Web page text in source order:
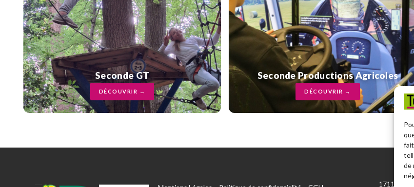
de
Seconde GT
DÉCOUVRIR →
Seconde Productions Agricoles
DÉCOUVRIR →
1711 Route